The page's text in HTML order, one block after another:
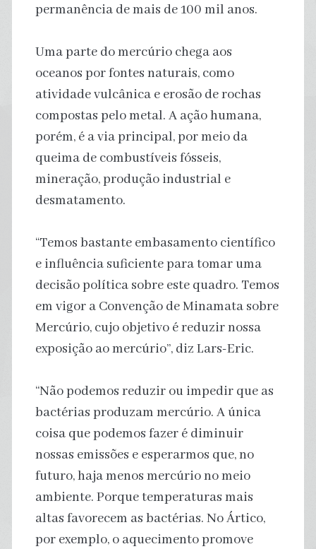
permanência de mais de 100 mil anos.
Uma parte do mercúrio chega aos
oceanos por fontes naturais, como
atividade vulcânica e erosão de rochas
compostas pelo metal. A ação humana,
porém, é a via principal, por meio da
queima de combustíveis fósseis,
mineração, produção industrial e
desmatamento.
“Temos bastante embasamento científico
e influência suficiente para tomar uma
decisão política sobre este quadro. Temos
em vigor a Convenção de Minamata sobre
Mercúrio, cujo objetivo é reduzir nossa
exposição ao mercúrio”, diz Lars-Eric.
“Não podemos reduzir ou impedir que as
bactérias produzam mercúrio. A única
coisa que podemos fazer é diminuir
nossas emissões e esperarmos que, no
futuro, haja menos mercúrio no meio
ambiente. Porque temperaturas mais
altas favorecem as bactérias. No Ártico,
por exemplo, o aquecimento promove